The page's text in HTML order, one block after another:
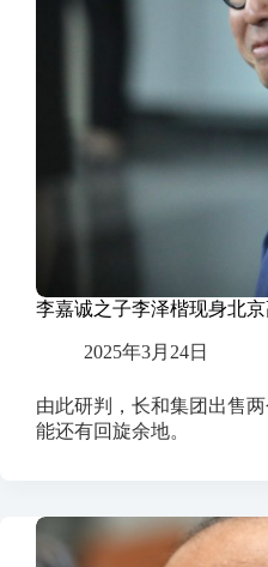
李嘉诚之子李泽楷现身北
2025年3月24日
由此研判，长和集团出售
能还有回旋余地。